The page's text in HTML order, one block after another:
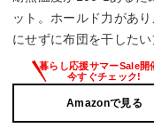
ット。ホールド力があ
にせずに布団を干した
Amazonで見る